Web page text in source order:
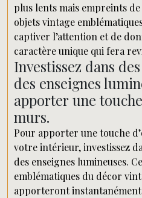
plus lents mais empreints
objets vintage
captiver l’attention et de
caractère unique qui fera
Investissez dans
des enseignes
apporter une
murs.
Pour apporter une touche
votre intérieur, investissez
des enseignes lumineuses.
emblématiques du décor
apporteront